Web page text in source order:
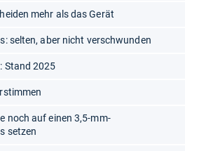
mehr als das Gerät
selten, aber nicht verschwunden
Stand 2025
noch auf einen 3,5-mm-
setzen